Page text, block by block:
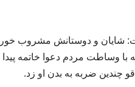
شایان و دوستانش مشروب
با وساطت مردم دعوا خاتمه
چندین ضربه به بدن او زد.